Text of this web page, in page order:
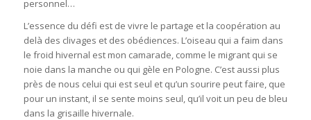
personnel…
L’essence du défi est de vivre le partage et la coopération au
delà des clivages et des obédiences. L’oiseau qui a faim dans
le froid hivernal est mon camarade, comme le migrant qui se
noie dans la manche ou qui gèle en Pologne. C’est aussi plus
près de nous celui qui est seul et qu’un sourire peut faire, que
pour un instant, il se sente moins seul, qu’il voit un peu de bleu
dans la grisaille hivernale.